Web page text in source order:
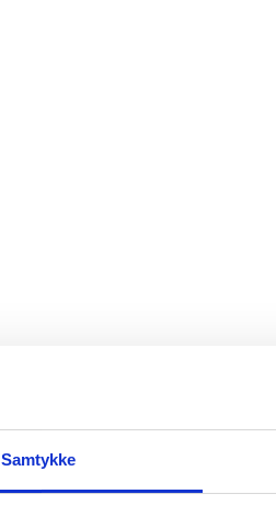
Samtykke